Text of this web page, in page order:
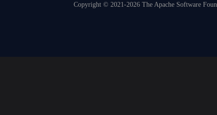
Copyright © 2021-2026 The Apache Software